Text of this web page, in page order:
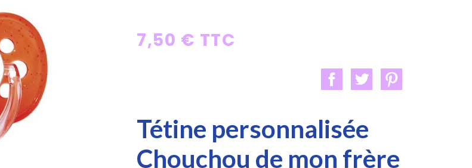
7,50 € TTC
Tétine personnalisée
Chouchou de mon frère